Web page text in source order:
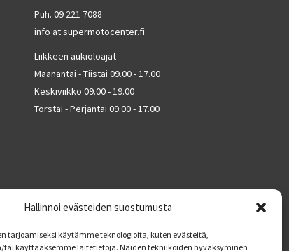
Hallinnoi evästeiden suostumusta
tarjoamiseksi käytämme teknologioita, kuten evästeitä,
käyttääksemme laitetietoja. Näiden tekniikoiden hyväksyminen
Puh. 09 221 7088
info at supermotocenter.fi
Liikkeen aukioloajat
Maanantai - Tiistai 09.00 - 17.00
Keskiviikko 09.00 - 19.00
Torstai - Perjantai 09.00 - 17.00